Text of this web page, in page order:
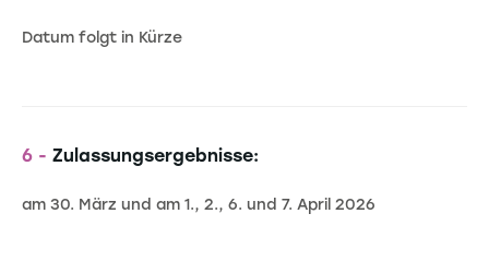
Datum folgt in Kürze
6 - Zulassungsergebnisse:
am 30. März und am 1., 2., 6. und 7. April 2026